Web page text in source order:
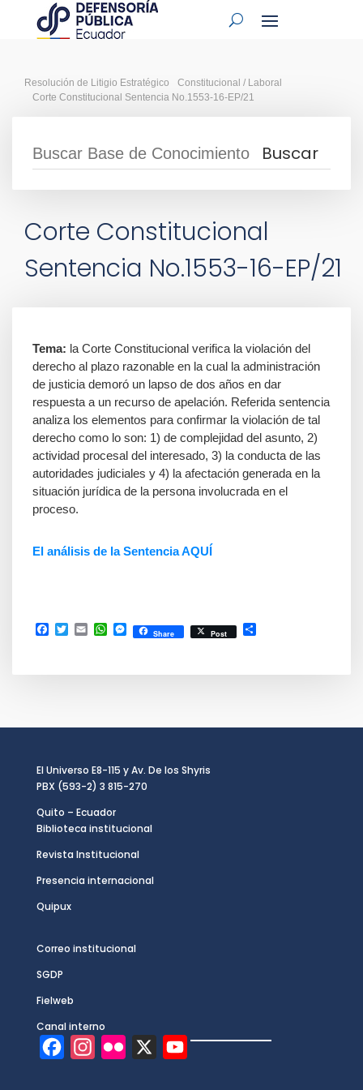
Resolución de Litigio Estratégico
Constitucional / Laboral
Corte Constitucional Sentencia No.1553-16-EP/21
Corte Constitucional
Sentencia No.1553-16-EP/21
Tema: la Corte Constitucional verifica la violación del
derecho al plazo razonable en la cual la administración
de justicia demoró un lapso de dos años en dar
respuesta a un recurso de apelación. Referida sentencia
analiza los elementos para confirmar la violación de tal
derecho como lo son: 1) de complejidad del asunto, 2)
actividad procesal del interesado, 3) la conducta de las
autoridades judiciales y 4) la afectación generada en la
situación jurídica de la persona involucrada en el
proceso.
El análisis de la Sentencia AQUÍ
Facebook
TwitterEmailWhatsApp
Messenger
Share Post
El Universo E8-115 y Av. De los Shyris
PBX (593-2) 3 815-270
Quito – Ecuador
Biblioteca institucional
Revista Institucional
Presencia internacional
Quipux
Correo institucional
SGDP
Fielweb
Canal interno
Y